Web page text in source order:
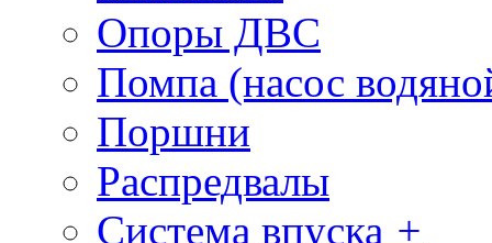
Опоры ДВС
Помпа (насос
Поршни
Распредвалы
Система впуска +